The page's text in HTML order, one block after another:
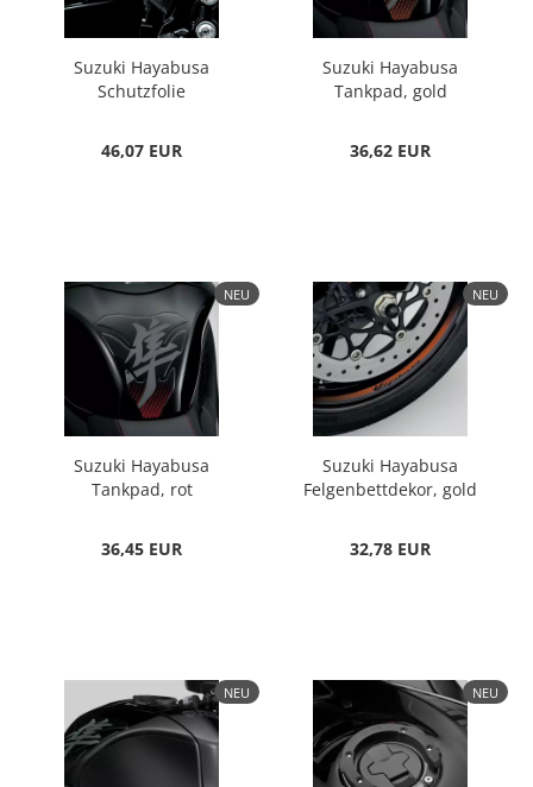
Suzuki Hayabusa
Schutzfolie
46,07 EUR
Suzuki Hayabusa
Tankpad, gold
36,62 EUR
NEU
Suzuki Hayabusa
Tankpad, rot
36,45 EUR
NEU
Suzuki Hayabusa
Felgenbettdekor, gold
32,78 EUR
NEU NEU